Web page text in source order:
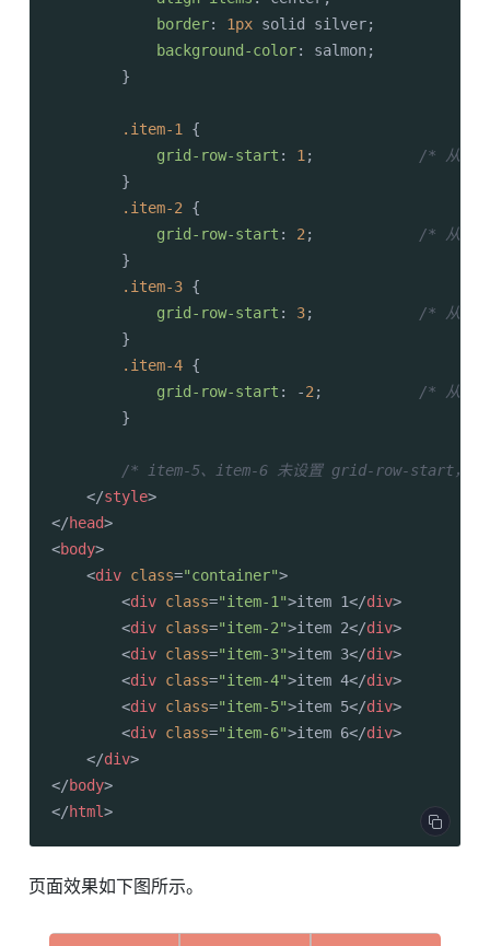
border: 1px solid silver;
background-color: salmon;
}
.item-1
{
grid-row-start : 1 ;
/* 从第
}
.item-2 {
grid-row-start : 2 ;
/* 从第
}
.item-3 {
grid-row-start : 3;
/* 从第
}
.item-4 {
grid-row-start : -2 ;
/* 从倒
}
/* item-5、item-6 未设置 grid-row-start，将自
</style>
</head>
<body>
<div class="container">
<div class="item-1">item 1</div>
<div class="item-2">item 2</div>
<div class="item-3">item 3</div>
<div class="item-4">item 4</div>
<div class="item-5">item 5</div>
<div class="item-6">item 6</div>
</div>
</body>
</html>
页面效果如下图所示。